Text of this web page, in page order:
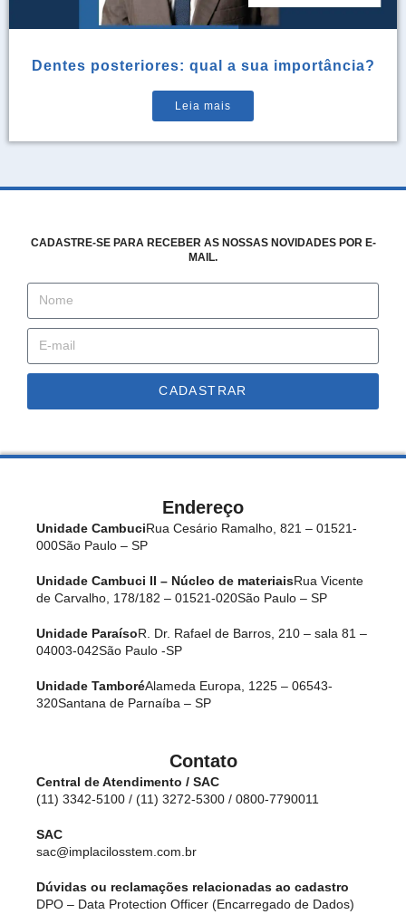
Dentes posteriores: qual a sua importância?
Leia mais
CADASTRE-SE PARA RECEBER AS NOSSAS NOVIDADES POR E-
MAIL.
CADASTRAR
Endereço
Unidade CambuciRua Cesário Ramalho, 821 – 01521-
000São Paulo – SP
Unidade Cambuci II – Núcleo de materiaisRua Vicente
de Carvalho, 178/182 – 01521-020São Paulo – SP
Unidade ParaísoR. Dr. Rafael de Barros, 210 – sala 81 –
04003-042São Paulo -SP
Unidade TamboréAlameda Europa, 1225 – 06543-
320Santana de Parnaíba – SP
Contato
Central de Atendimento / SAC
(11) 3342-5100 / (11) 3272-5300 / 0800-7790011
SAC
sac@implacilosstem.com.br
Dúvidas ou reclamações relacionadas ao cadastro
DPO – Data Protection Officer (Encarregado de Dados)